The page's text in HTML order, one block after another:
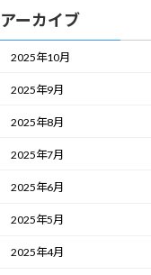
アーカイブ
2025年10月
2025年9月
2025年8月
2025年7月
2025年6月
2025年5月
2025年4月